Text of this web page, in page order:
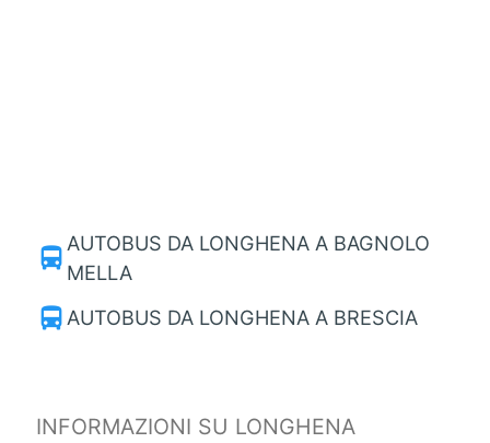
directions_bus AUTOBUS DA LONGHENA A BAGNOLO
MELLA
directions_bus AUTOBUS DA LONGHENA A BRESCIA
INFORMAZIONI SU LONGHENA